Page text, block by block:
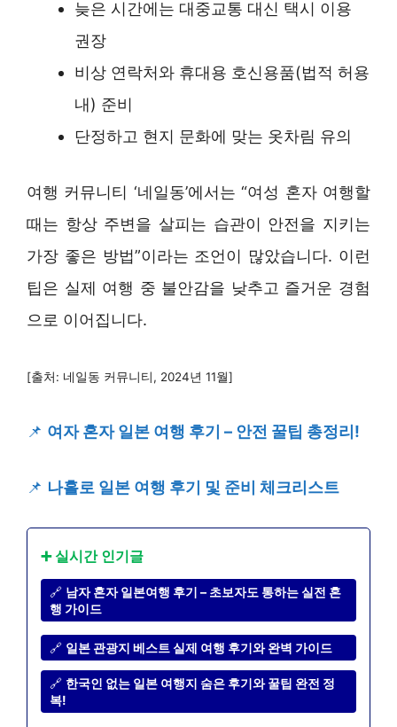
늦은 시간에는 대중교통 대신 택시 이용
권장
비상 연락처와 휴대용 호신용품(법적 허용
내) 준비
단정하고 현지 문화에 맞는 옷차림 유의
여행 커뮤니티 ‘네일동’에서는 “여성 혼자 여행할
때는 항상 주변을 살피는 습관이 안전을 지키는
가장 좋은 방법”이라는 조언이 많았습니다. 이런
팁은 실제 여행 중 불안감을 낮추고 즐거운 경험
으로 이어집니다.
[출처: 네일동 커뮤니티, 2024년 11월]
📌 여자 혼자 일본 여행 후기 – 안전 꿀팁 총정리!
📌 나홀로 일본 여행 후기 및 준비 체크리스트
➕ 실시간 인기글
🔗 남자 혼자 일본여행 후기 – 초보자도 통하는 실전 혼
행 가이드
🔗 일본 관광지 베스트 실제 여행 후기와 완벽 가이드
🔗 한국인 없는 일본 여행지 숨은 후기와 꿀팁 완전 정
복!